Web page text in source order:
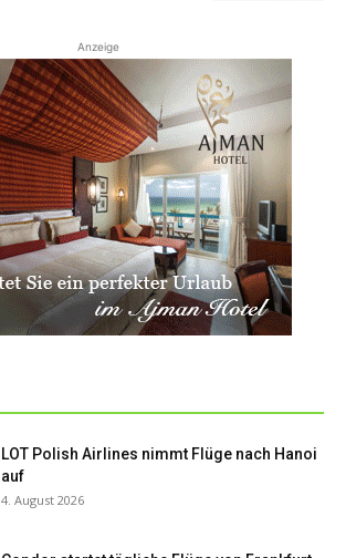
Anzeige
LOT Polish Airlines nimmt Flüge nach Hanoi
auf
4. August 2026